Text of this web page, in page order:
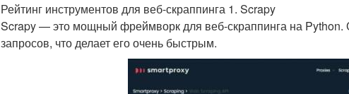
Рейтинг инструментов для веб-скраппинга 1. Scrapy
Scrapy — это мощный фреймворк для веб-скраппинга на
запросов, что делает его очень быстрым.